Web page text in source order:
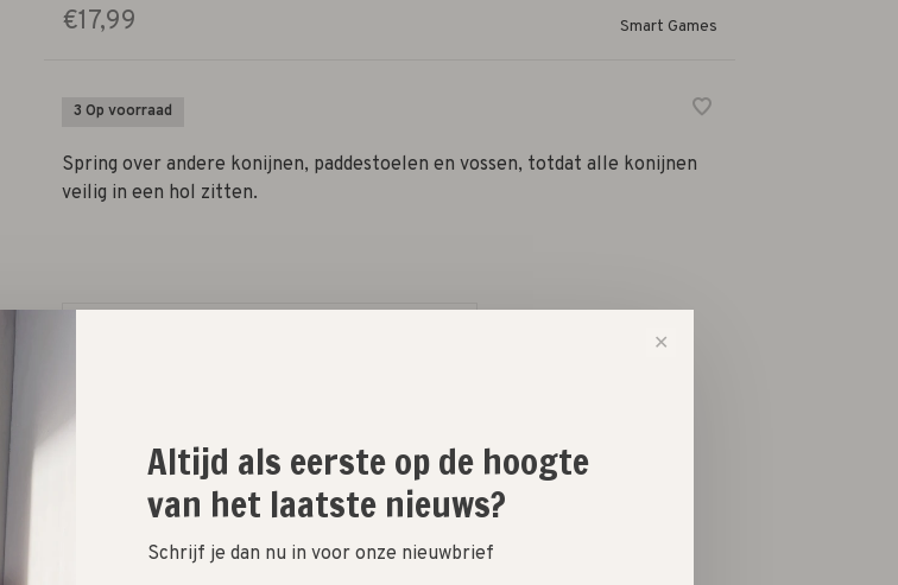
€17,99 Smart Games
3 Op voorraad
Spring over andere konijnen, paddestoelen en vossen, totdat alle konijnen
veilig in een hol zitten.
✕
Altijd als eerste op de hoogte
van het laatste nieuws?
Schrijf je dan nu in voor onze nieuwbrief